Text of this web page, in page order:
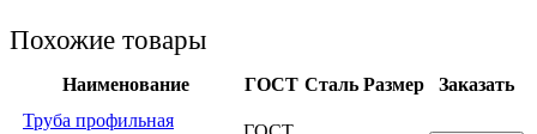
Похожие товары
Наименование ГОСТ Сталь Размер
Заказать
Труба профильная